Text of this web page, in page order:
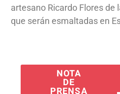
artesano Ricardo Flores de
que serán esmaltadas en
NOTA
DE
PRENSA